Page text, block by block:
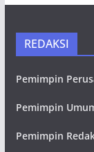
REDAKSI
Pemimpin
Pemimpin
Pemimpin